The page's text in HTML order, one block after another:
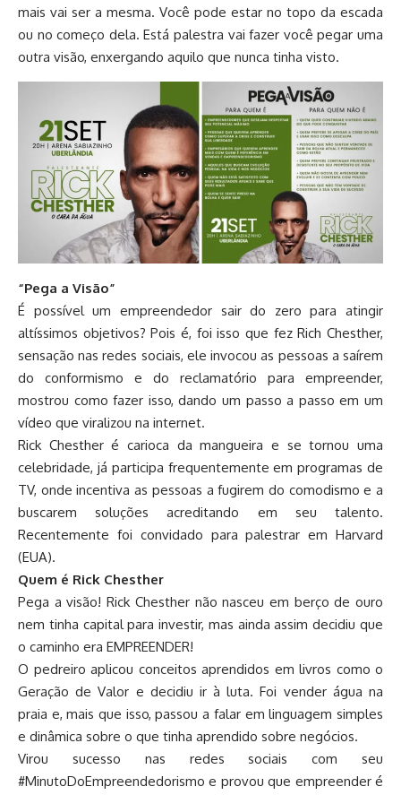
mais vai ser a mesma. Você pode estar no topo da escada
ou no começo dela. Está palestra vai fazer você pegar uma
outra visão, enxergando aquilo que nunca tinha visto.
“Pega a Visão”
É possível um empreendedor sair do zero para atingir
altíssimos objetivos? Pois é, foi isso que fez Rich Chesther,
sensação nas redes sociais, ele invocou as pessoas a saírem
do conformismo e do reclamatório para empreender,
mostrou como fazer isso, dando um passo a passo em um
vídeo que viralizou na internet.
Rick Chesther é carioca da mangueira e se tornou uma
celebridade, já participa frequentemente em programas de
TV, onde incentiva as pessoas a fugirem do comodismo e a
buscarem soluções acreditando em seu talento.
Recentemente foi convidado para palestrar em Harvard
(EUA).
Quem é Rick Chesther
Pega a visão! Rick Chesther não nasceu em berço de ouro
nem tinha capital para investir, mas ainda assim decidiu que
o caminho era EMPREENDER!
O pedreiro aplicou conceitos aprendidos em livros como o
Geração de Valor e decidiu ir à luta. Foi vender água na
praia e, mais que isso, passou a falar em linguagem simples
e dinâmica sobre o que tinha aprendido sobre negócios.
Virou sucesso nas redes sociais com seu
#MinutoDoEmpreendedorismo e provou que empreender é